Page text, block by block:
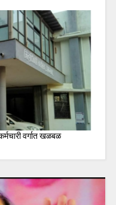
वर्गात खळबळ